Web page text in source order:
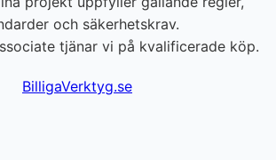
och säkerhetskrav.
tjänar vi på kvalificerade köp.
BilligaVerktyg.se